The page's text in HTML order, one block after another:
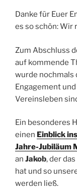
Danke für Euer
es so schön: Wir
Zum Abschluss
auf kommende
wurde nochmals
Engagement
Vereinsleben
Ein besonderes
einen Einblick
Jahre-Jubiläum
an Jakob, der
hat und so
werden ließ.